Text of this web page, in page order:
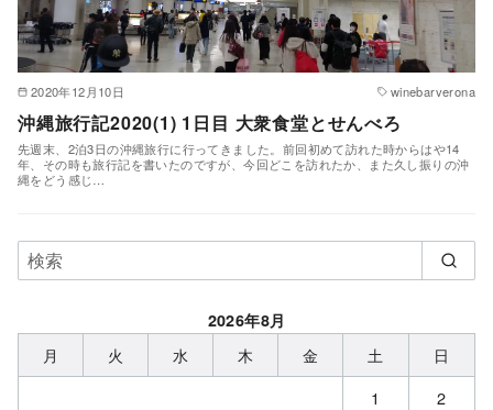
2020年12月10日 winebarverona
沖縄旅行記2020(1) 1日目 大衆食堂とせんべろ
先週末、2泊3日の沖縄旅行に行ってきました。前回初めて訪れた時からはや14
年、その時も旅行記を書いたのですが、今回どこを訪れたか、また久し振りの沖
縄をどう感じ…
2026年8月
月 火 水 木 金 土
日
1
2